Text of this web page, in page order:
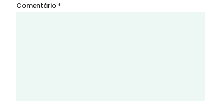
Comentário *